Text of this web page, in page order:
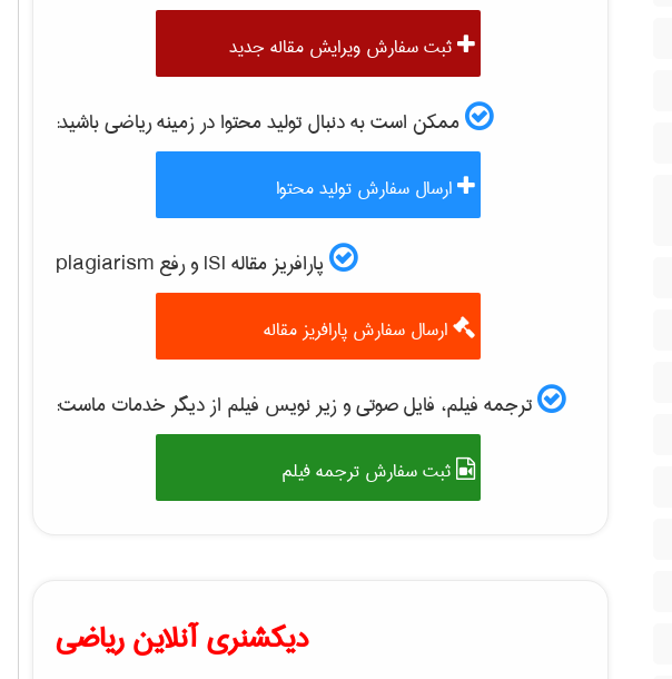
ثبت سفارش ویرایش مقاله جدید
ممکن است به دنبال تولید محتوا در زمینهرياضیباشید:
ارسال سفارش تولید محتوا
پارافریز مقاله ISI و رفع plagiarism
ارسال سفارش پارافریز مقاله
ترجمه فیلم، فایل صوتی و زیر نویس فیلم از دیگر خدمات ماست:
ثبت سفارش ترجمه فیلم
دیکشنری آنلاین ریاضی